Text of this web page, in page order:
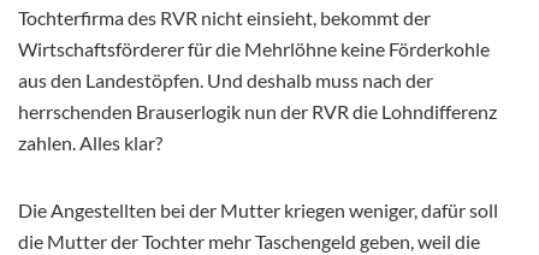
Tochterfirma des RVR nicht einsieht, bekommt der
Wirtschaftsförderer für die Mehrlöhne keine Förderkohle
aus den Landestöpfen. Und deshalb muss nach der
herrschenden Brauserlogik nun der RVR die Lohndifferenz
zahlen. Alles klar?
Die Angestellten bei der Mutter kriegen weniger, dafür soll
die Mutter der Tochter mehr Taschengeld geben, weil die